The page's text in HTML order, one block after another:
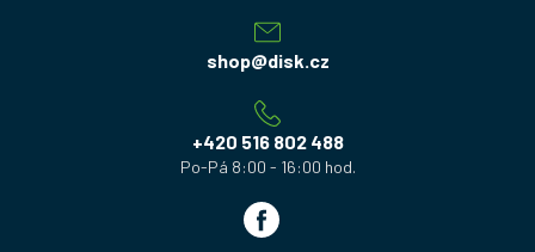
shop@disk.cz
+420 516 802 488